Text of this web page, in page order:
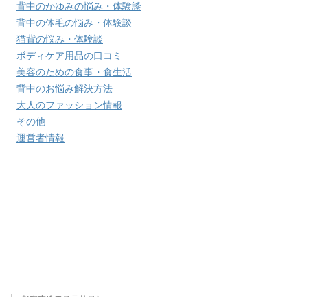
背中のかゆみの悩み・体験談
背中の体毛の悩み・体験談
猫背の悩み・体験談
ボディケア用品の口コミ
美容のための食事・食生活
背中のお悩み解決方法
大人のファッション情報
その他
運営者情報